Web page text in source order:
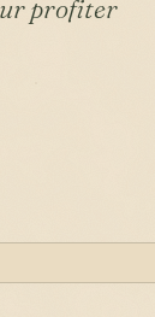
profiter